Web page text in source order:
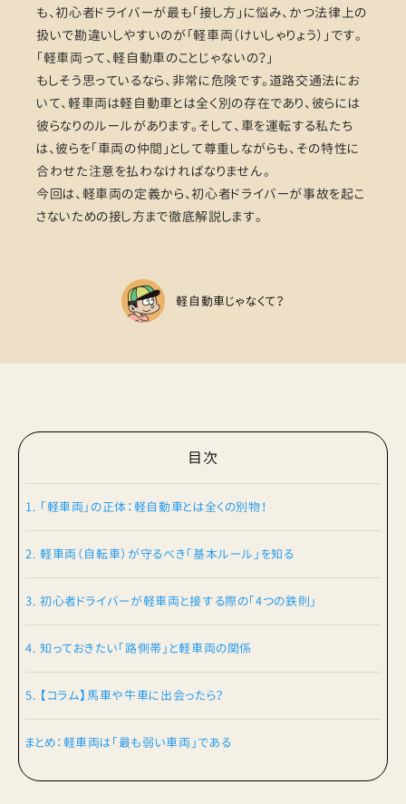
も、初心者ドライバーが最も「接し方」に悩み、かつ法律上の
扱いで勘違いしやすいのが「軽車両（けいしゃりょう）」です。
「軽車両って、軽自動車のことじゃないの？」
もしそう思っているなら、非常に危険です。道路交通法にお
いて、軽車両は軽自動車とは全く別の存在であり、彼らには
彼らなりのルールがあります。そして、車を運転する私たち
は、彼らを「車両の仲間」として尊重しながらも、その特性に
合わせた注意を払わなければなりません。
今回は、軽車両の定義から、初心者ドライバーが事故を起こ
さないための接し方まで徹底解説します。
軽自動車じゃなくて？
目次
1. 「軽車両」の正体：軽自動車とは全くの別物！
2. 軽車両（自転車）が守るべき「基本ルール」を知る
3. 初心者ドライバーが軽車両と接する際の「4つの鉄則」
4. 知っておきたい「路側帯」と軽車両の関係
5. 【コラム】馬車や牛車に出会ったら？
まとめ：軽車両は「最も弱い車両」である